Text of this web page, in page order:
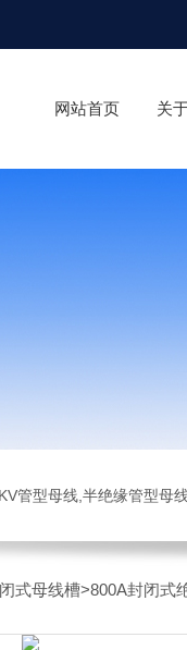
网站首页 关
管型母线,半绝缘管型母
式母线槽>800A封闭式